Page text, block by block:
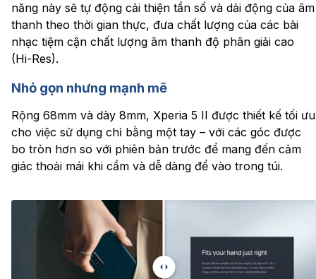
năng này sẽ tự động cải thiện tần số và dải động của âm
thanh theo thời gian thực, đưa chất lượng của các bài
nhạc tiệm cận chất lượng âm thanh độ phân giải cao
(Hi-Res).
Nhỏ gọn nhưng mạnh mẽ
Rộng 68mm và dày 8mm, Xperia 5 II được thiết kế tối ưu
cho việc sử dụng chỉ bằng một tay – với các góc được
bo tròn hơn so với phiên bản trước để mang đến cảm
giác thoải mái khi cầm và dễ dàng để vào trong túi.